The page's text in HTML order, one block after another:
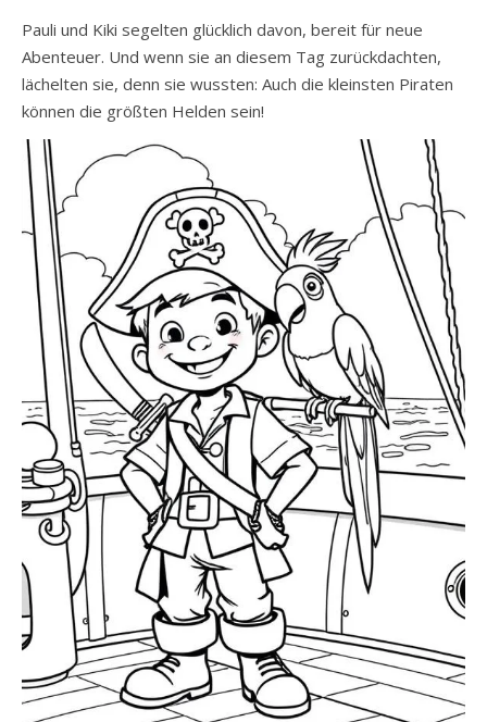
Pauli und Kiki segelten glücklich davon, bereit für neue
Abenteuer. Und wenn sie an diesem Tag zurückdachten,
lächelten sie, denn sie wussten: Auch die kleinsten Piraten
können die größten Helden sein!